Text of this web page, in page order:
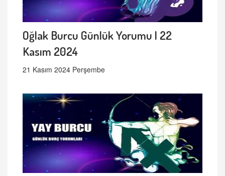
Oğlak Burcu Günlük Yorumu | 22
Kasım 2024
21 Kasım 2024 Perşembe